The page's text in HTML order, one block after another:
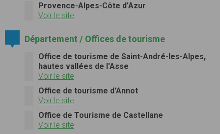
Provence-Alpes-Côte d'Azur
Voir le site
Département / Offices de tourisme
Office de tourisme de Saint-André-les-Alpes,
hautes vallées de l'Asse
Voir le site
Office de tourisme d'Annot
Voir le site
Office de Tourisme de Castellane
Voir le site